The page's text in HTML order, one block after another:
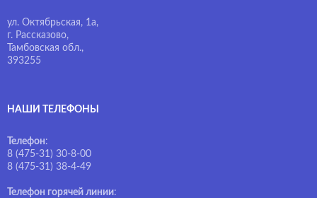
ул. Октябрьская, 1а,
г. Рассказово,
Тамбовская обл.,
393255
НАШИ ТЕЛЕФОНЫ
Телефон:
8 (475-31) 30-8-00
8 (475-31) 38-4-49
Телефон горячей линии: